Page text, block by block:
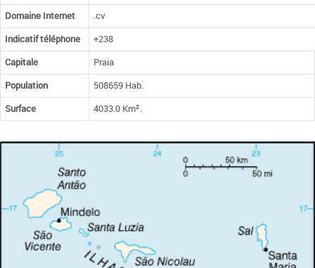
Domaine Internet
.cv
Indicatif téléphone
+238
Capitale
Praia
Population
508659 Hab.
Surface
4033.0 Km².